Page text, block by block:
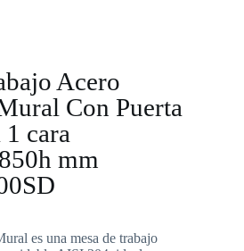
Acero
Con Puerta
cara
mm
es una mesa de trabajo